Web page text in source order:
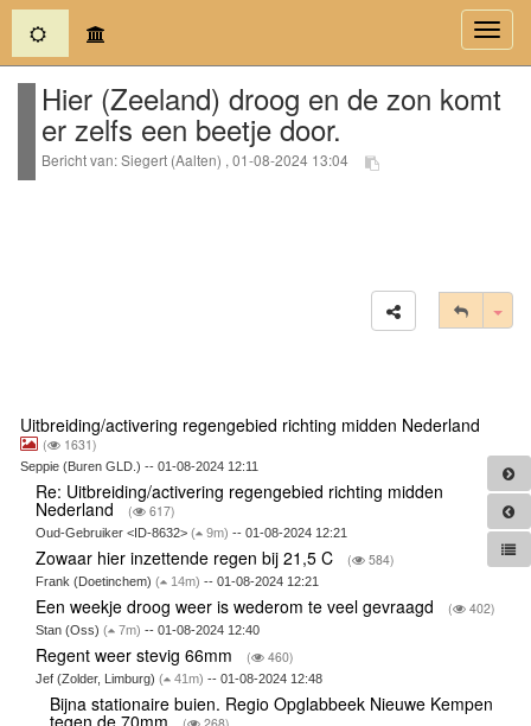
(current)
Hier (Zeeland) droog en de zon komt
er zelfs een beetje door.
Bericht van: Siegert (Aalten) , 01-08-2024 13:04
Uitbreiding/activering regengebied richting midden Nederland
( 1631)
Seppie (Buren GLD.) -- 01-08-2024 12:11
Re: Uitbreiding/activering regengebied richting midden
Nederland ( 617)
Oud-Gebruiker <ID-8632> ( 9m) -- 01-08-2024 12:21
Zowaar hier inzettende regen bij 21,5 C ( 584)
Frank (Doetinchem) ( 14m) -- 01-08-2024 12:21
Een weekje droog weer is wederom te veel gevraagd ( 402)
Stan (Oss) ( 7m) -- 01-08-2024 12:40
Regent weer stevig 66mm ( 460)
Jef (Zolder, Limburg) ( 41m) -- 01-08-2024 12:48
Bijna stationaire buien. Regio Opglabbeek Nieuwe Kempen
tegen de 70mm